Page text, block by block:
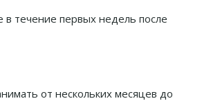
в течение первых недель после
от нескольких месяцев до